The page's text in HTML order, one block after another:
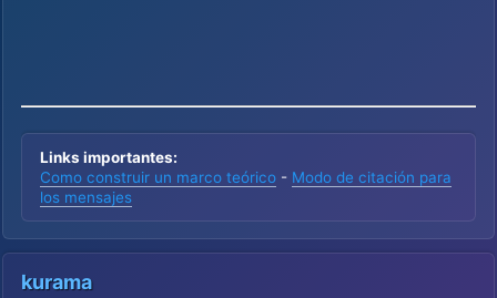
Links importantes:
Como construir un marco teórico - Modo de citación para
los mensajes
kurama